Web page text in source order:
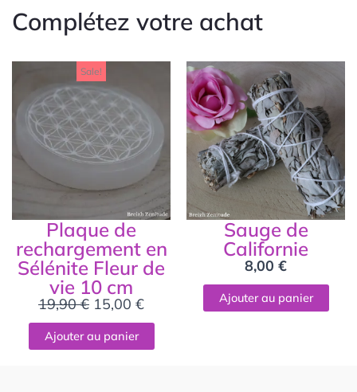
Complétez votre achat
Sale!
Plaque de
rechargement en
Sélénite Fleur de
vie 10 cm
19,90€
Le
prix
initial
était :
19,90 €.
15,00 €
actuel
est :
15,00 €.
Ajouter au panier
Sauge de
Californie
8,00 €
Ajouter au panier